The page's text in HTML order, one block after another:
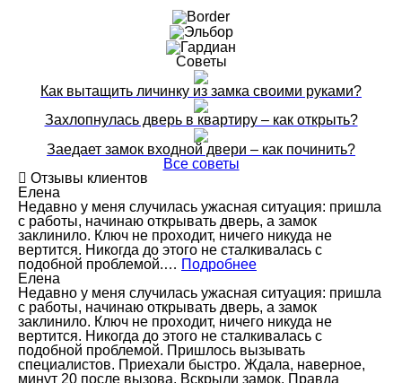
Советы
Как вытащить личинку из замка своими руками?
Захлопнулась дверь в квартиру – как открыть?
Заедает замок входной двери – как починить?
Все советы
Отзывы клиентов
Елена
Недавно у меня случилась ужасная ситуация: пришла
с работы, начинаю открывать дверь, а замок
заклинило. Ключ не проходит, ничего никуда не
вертится. Никогда до этого не сталкивалась с
подобной проблемой.… Подробнее
Елена
Недавно у меня случилась ужасная ситуация: пришла
с работы, начинаю открывать дверь, а замок
заклинило. Ключ не проходит, ничего никуда не
вертится. Никогда до этого не сталкивалась с
подобной проблемой. Пришлось вызывать
специалистов. Приехали быстро. Ждала, наверное,
минут 20 после вызова. Вскрыли замок. Правда